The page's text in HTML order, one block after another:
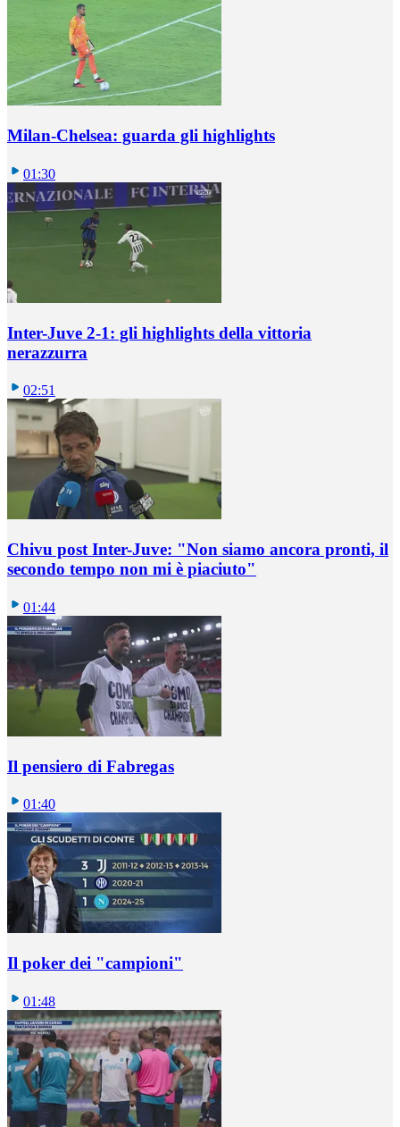
Milan-Chelsea: guarda gli highlights
01:30
Inter-Juve 2-1: gli highlights della vittoria
nerazzurra
02:51
Chivu post Inter-Juve: "Non siamo ancora pronti, il
secondo tempo non mi è piaciuto"
01:44
Il pensiero di Fabregas
01:40
Il poker dei "campioni"
01:48